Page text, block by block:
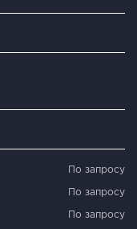
По запросу
По запросу
По запросу